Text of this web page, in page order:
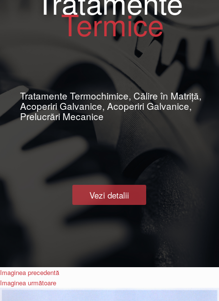
Vezi detalii
Tratamente Termochimice, Călire în Matriţă,
Acoperiri Galvanice, Acoperiri Galvanice,
Prelucrări Mecanice
Termice
Imaginea precedentă
Imaginea următoare